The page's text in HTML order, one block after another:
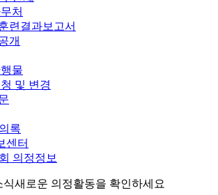
처
련결과보고서
개
물
및 변경
록
센터
의정정보
식새로운 의정활동을 확인하세요